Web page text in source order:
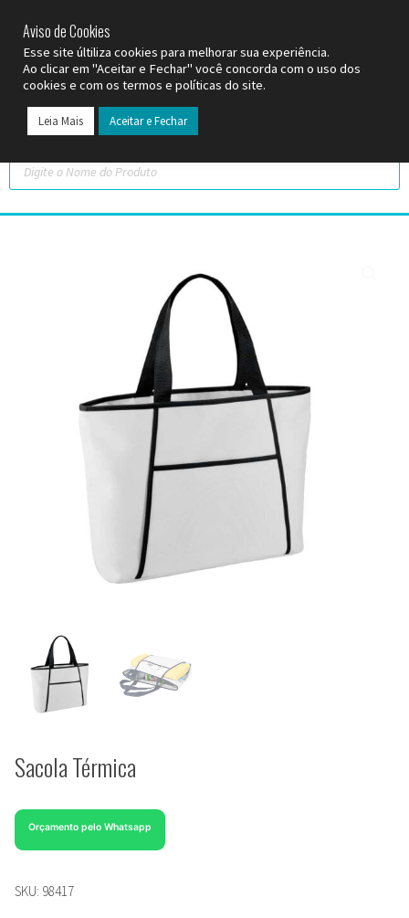
Sacola Térmica
Orçamento pelo Whatsapp
SKU: 98417
Aviso de Cookies
Esse site últiliza cookies para melhorar sua experiência.
Ao clicar em "Aceitar e Fechar" você concorda com o uso dos
cookies e com os termos e políticas do site.
Leia Mais Aceitar e Fechar